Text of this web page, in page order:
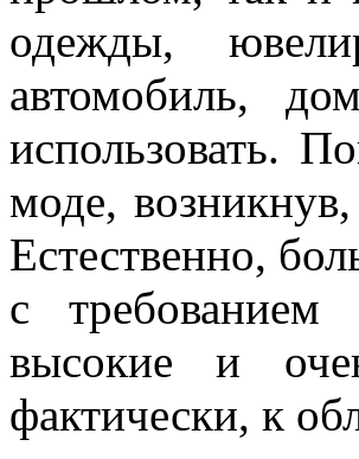
одежды,
автомобиль,
использовать.
моде,
Естественно,
с требованием
высокие и
фактически, к